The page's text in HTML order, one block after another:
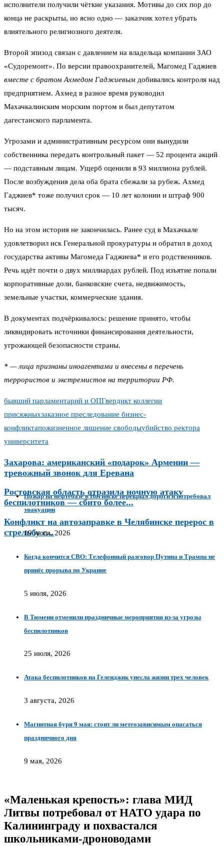
исполнители получили чёткие указания. Мотивы до сих пор до
конца не раскрыты, но ясно одно — заказчик хотел убрать
влиятельного религиозного деятеля.
Второй эпизод связан с давлением на владельца компании ЗАО
«Судоремонт». По версии правоохранителей, Магомед Гаджиев
вместе с братом Ахмедом Гаджиевым добивались контроля над
предприятием. Ахмед в разное время руководил
Махачкалинским морским портом и был депутатом
дагестанского парламента.
Угрозами и административным ресурсом они вынудили
собственника передать контрольный пакет — 52 процента акций
— подставным лицам. Ущерб оценили в 93 миллиона рублей.
После возбуждения дела оба брата сбежали за рубеж. Ахмед
Гаджиев* тоже получил срок — 10 лет колонии и штраф 900
тысяч.
Но на этом история не закончилась. Ранее суд в Махачкале
удовлетворил иск Генеральной прокуратуры и обратил в доход
государства активы Магомеда Гаджиева* и его родственников.
Речь идёт почти о двух миллиардах рублей. Под изъятие попали
корпоративные доли, банковские счета, недвижимость,
земельные участки, коммерческие здания.
В документах подчёркивалось: решение принято, чтобы
ликвидировать источники финансирования деятельности,
угрожающей безопасности страны.
* — лица признаны иноагентами и внесены в перечень
террористов и экстремистов на территории РФ.
бывший парламентарий и ОПГвердикт коллегии
присяжныхзаказное преследование бизнес-
конфликтапожизненное лишение свободыубийство ректора
университета
Захарова: американский «подарок» Армении —
тревожный звонок для Еревана
Ростовская область отразила ночную атаку
беспилотников — сбито более...
Конфликт на автозаправке в Челябинске перерос в
стрельбу с...
Пожар на нефтебазе в Ногинске перекрыл дороги и потребовал
эвакуации
19 июля, 2026
Когда кончится СВО: Телефонный разговор Путина и Трампа не
принёс прорыва по Украине
5 июля, 2026
В Тюмени отменили праздничные мероприятия из-за угрозы
беспилотников
25 июля, 2026
Атака беспилотников на Геленджик унесла жизни трех человек
3 августа, 2026
Магнитная буря 9 мая: стоит ли метеозависимым опасаться
праздничного дня
9 мая, 2026
«Маленькая крепость»: глава МИД
Литвы потребовал от НАТО удара по
Калининграду и похвастался
школьниками-дроноводами